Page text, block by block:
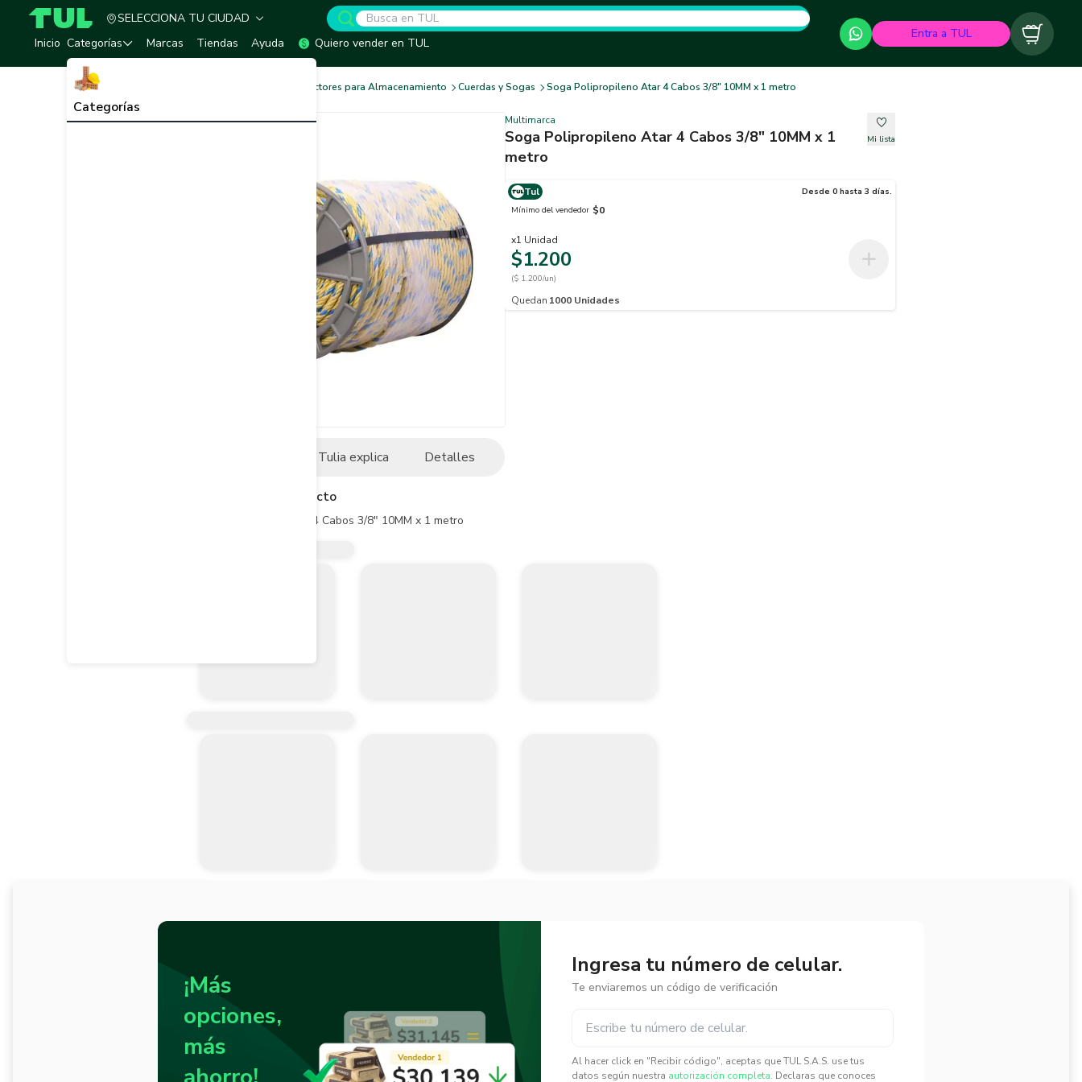
TUL - Tu Marketplace de Construcción
SELECCIONA TU CIUDAD
Inicio Categorías
Categorías
Marcas Tiendas Ayuda Quiero vender en TUL
Entra a TUL Carrito
Amarres y Protectores para Almacenamiento Cuerdas y Sogas Soga Polipropileno Atar 4 Cabos 3/8" 10MM x 1 metro
Tulia explica Detalles
Descripción del producto
Soga Polipropileno Atar 4 Cabos 3/8" 10MM x 1 metro
Multimarca
Soga Polipropileno Atar 4 Cabos 3/8" 10MM x 1
metro
Mi lista
Tul
Desde 0 hasta 3 días.
Mínimo del vendedor $0
x1 Unidad
$1.200
($ 1.200/un)
Quedan 1000 Unidades
¡Más
opciones,
más
Ingresa tu número de celular.
Te enviaremos un código de verificación
Al hacer click en "Recibir código", aceptas que TUL S.A.S. use tus
datos según nuestra autorización completa. Declaras que conoces